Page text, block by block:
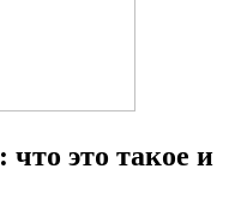
это такое и